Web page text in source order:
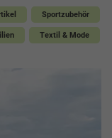
Sportzubehör
Textil & Mode